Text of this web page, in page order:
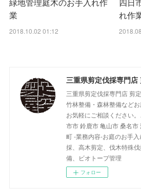
業
2018.10.02 01:12
れ作
三重県剪定伐採専門店 剪
竹林整備・森林整備など
お気軽にご相談ください
市市 鈴鹿市 亀山市 桑名
町 -業務内容-お庭のお手
採、高木剪定、伐木特殊
備、ビオトープ管理
フォロー